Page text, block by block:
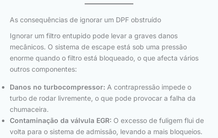
As consequências de ignorar um DPF obstruído
Ignorar um filtro entupido pode levar a graves danos
mecânicos. O sistema de escape está sob uma pressão
enorme quando o filtro está bloqueado, o que afecta vários
outros componentes:
Danos no turbocompressor: A contrapressão impede o
turbo de rodar livremente, o que pode provocar a falha da
chumaceira.
Contaminação da válvula EGR: O excesso de fuligem flui de
volta para o sistema de admissão, levando a mais bloqueios.